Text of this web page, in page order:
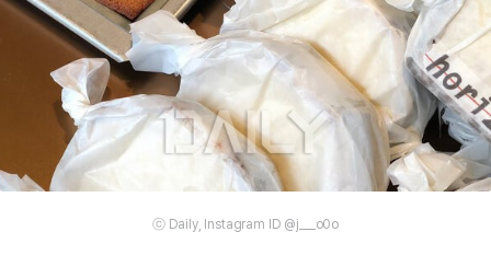
ⓒ Daily, Instagram ID @j___o0o